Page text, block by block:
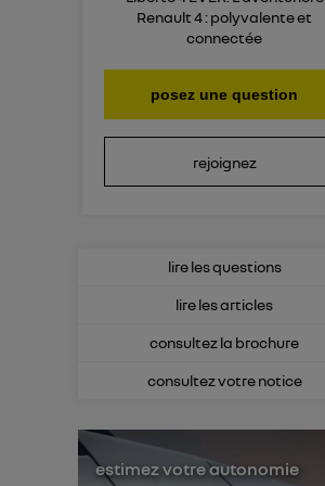
Renault 4 : polyvalente et
connectée
posez une question
rejoignez
lire les questions
lire les articles
consultez la brochure
consultez votre notice
estimez votre autonomie